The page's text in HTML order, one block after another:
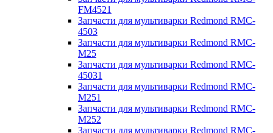
FM4521
Запчасти для мультиварки Redmond RMC-
4503
Запчасти для мультиварки Redmond RMC-
M25
Запчасти для мультиварки Redmond RMC-
45031
Запчасти для мультиварки Redmond RMC-
M251
Запчасти для мультиварки Redmond RMC-
M252
Запчасти для мультиварки Redmond RMC-